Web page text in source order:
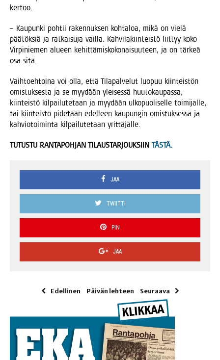
kertoo.
– Kau­pun­ki poh­tii raken­nuk­sen koh­ta­loa, mikä on vie­lä
pää­tök­siä ja rat­kai­su­ja vail­la. Kah­vi­la­kiin­teis­tö liit­tyy koko
Vir­pi­nie­men alu­een kehit­tä­mis­ko­ko­nai­suu­teen, ja on tär­keä
osa sitä.
Vaih­toeh­toi­na voi olla, että Tila­pal­ve­lut luo­puu kiin­teis­tön
omis­tuk­ses­ta ja se myy­dään ylei­ses­sä huu­to­kau­pas­sa,
kiin­teis­tö kil­pai­lu­te­taan ja myy­dään ulko­puo­li­sel­le toi­mi­jal­le,
tai kiin­teis­tö pide­tään edel­leen kau­pun­gin omis­tuk­ses­sa ja
kah­vio­toi­min­ta kil­pai­lu­te­taan yrittäjälle.
TUTUSTU RANTAPOHJAN TILAUSTARJOUKSIIN TÄSTÄ.
JAA
TWIITTI
PIN
JAA
Edellinen Päivän lehteen Seuraava